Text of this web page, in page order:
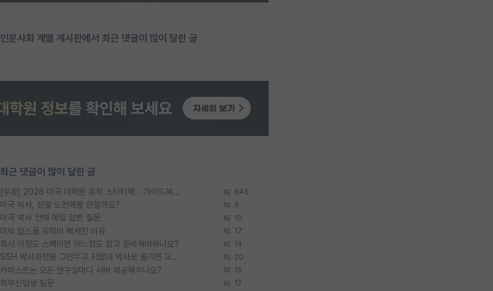
인문사회 계열 게시판에서 최근 댓글이 많이 달린 글
최근 댓글이 많이 달린 글
[무료] 2026 미국 대학원 유학 스타터팩 - 가이드북 & 합격자 컨택메일 템플릿 645
미국 박사, 정말 도전해볼 만할까요? 9
미국 박사 컨택 메일 답변 질문 10
미박 탑스쿨 유학이 빡세진 이유 17
혹시 이정도 스펙이면 어느정도 잡고 준비해야하나요? 14
SSH 박사과정을 그만두고 지방대 박사로 옮기면 교수의 꿈은 끝일까요? 20
카이스트는 모든 연구실마다 서버 제공해주나요? 15
학부신입생 질문 12